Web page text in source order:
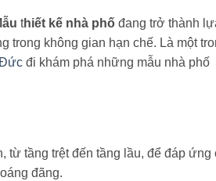
thiết kế nhà phố đang trở thành
trong không gian hạn chế. Là một
đi khám phá những mẫu nhà phố
tầng trệt đến tầng lầu, để đáp ứng
đãng.